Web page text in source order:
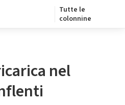
Tutte le
colonnine
nel